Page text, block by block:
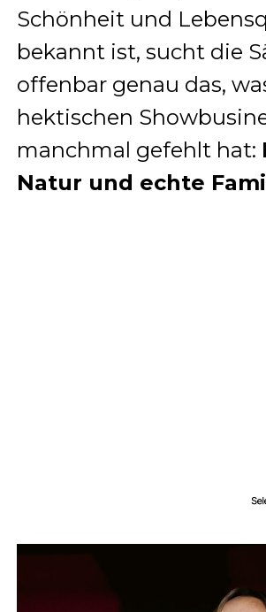
Schönheit und
bekannt ist, sucht die
offenbar genau das,
hektischen
manchmal gefehlt hat:
Natur und echte